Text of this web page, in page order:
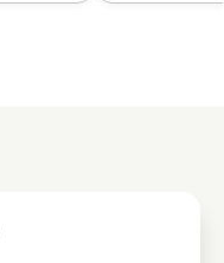
(Série)